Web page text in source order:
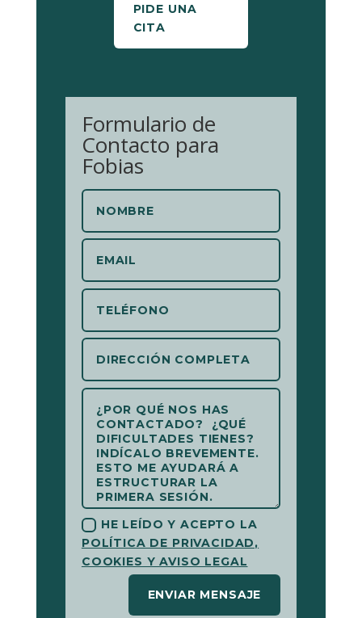
PIDE UNA
CITA
Formulario de
Contacto para
Fobias
HE LEÍDO Y ACEPTO LA
POLÍTICA DE PRIVACIDAD,
COOKIES Y AVISO LEGAL
ENVIAR MENSAJE